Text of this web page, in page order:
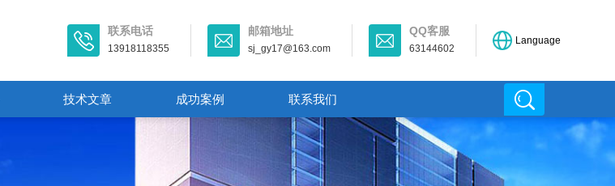
联系电话
13918118355
邮箱地址
sj_gy17@163.com
QQ客服
63144602
Language
技术文章 成功案例 联系我们